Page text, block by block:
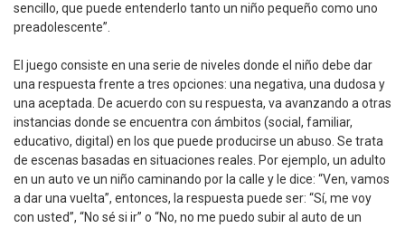
sencillo, que puede entenderlo tanto un niño pequeño como uno
preadolescente”.
El juego consiste en una serie de niveles donde el niño debe dar
una respuesta frente a tres opciones: una negativa, una dudosa y
una aceptada. De acuerdo con su respuesta, va avanzando a otras
instancias donde se encuentra con ámbitos (social, familiar,
educativo, digital) en los que puede producirse un abuso. Se trata
de escenas basadas en situaciones reales. Por ejemplo, un adulto
en un auto ve un niño caminando por la calle y le dice: “Ven, vamos
a dar una vuelta”, entonces, la respuesta puede ser: “Sí, me voy
con usted”, “No sé si ir” o “No, no me puedo subir al auto de un